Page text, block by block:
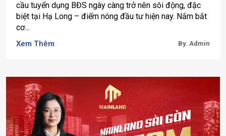
cầu tuyển dụng BĐS ngày càng trở nên sôi động, đặc
biệt tại Hạ Long – điểm nóng đầu tư hiện nay. Nắm bắt
cơ...
Xem Thêm By. Admin